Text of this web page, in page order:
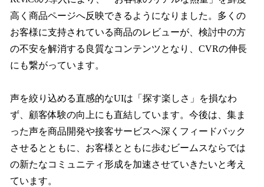
高く商品ページへ反映できるようになりました。多くの
お客様に支持されている商品のレビューが、検討中の方
の不安を解消する良質なコンテンツとなり、CVRの伸長
にも繋がっています。
声を絞り込める直感的なUIは「探す楽しさ」を損なわ
ず、顧客体験の向上にも直結しています。今後は、集ま
った声を商品開発や接客サービスへ深くフィードバック
させるとともに、お客様とともに歩むビームスならでは
の新たなコミュニティ形成を加速させていきたいと考え
ています。